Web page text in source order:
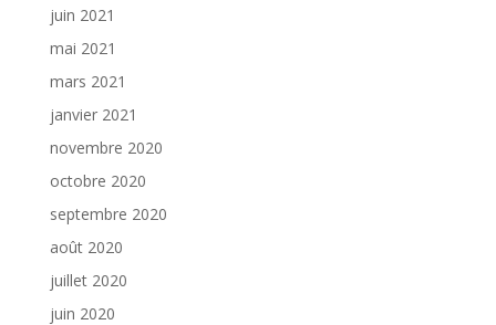
juin 2021
mai 2021
mars 2021
janvier 2021
novembre 2020
octobre 2020
septembre 2020
août 2020
juillet 2020
juin 2020